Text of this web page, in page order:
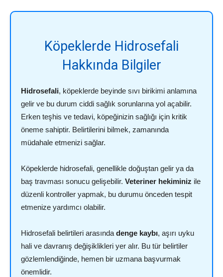
Köpeklerde Hidrosefali
Hakkında Bilgiler
Hidrosefali, köpeklerde beyinde sıvı birikimi anlamına
gelir ve bu durum ciddi sağlık sorunlarına yol açabilir.
Erken teşhis ve tedavi, köpeğinizin sağlığı için kritik
öneme sahiptir. Belirtilerini bilmek, zamanında
müdahale etmenizi sağlar.
Köpeklerde hidrosefali, genellikle doğuştan gelir ya da
baş travması sonucu gelişebilir. Veteriner hekiminiz ile
düzenli kontroller yapmak, bu durumu önceden tespit
etmenize yardımcı olabilir.
Hidrosefali belirtileri arasında denge kaybı, aşırı uyku
hali ve davranış değişiklikleri yer alır. Bu tür belirtiler
gözlemlendiğinde, hemen bir uzmana başvurmak
önemlidir.